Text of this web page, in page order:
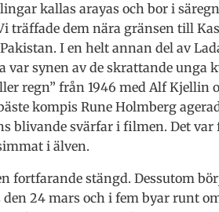
kallas arayas och bor i
träffade dem nära gränsen till
I en helt annan del av
var synen av de skrattande unga
regn” från 1946 med Alf Kjellin
kompis Rune Holmberg
blivande svärfar i filmen. Det var
i älven.
fortfarande stängd. Dessutom
24 mars och i fem byar runt